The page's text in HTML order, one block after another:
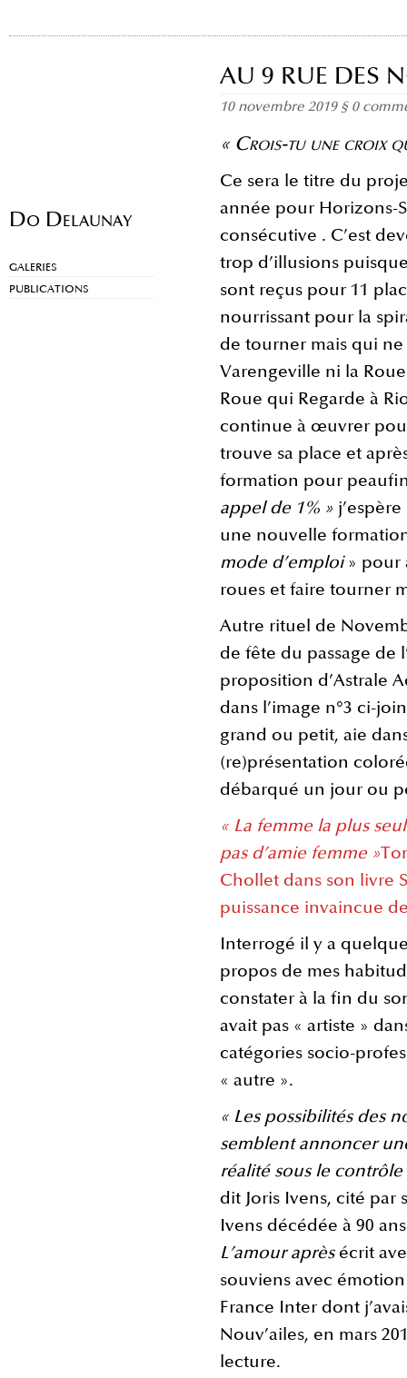
Do Delaunay
GALERIES
PUBLICATIONS
AU 9 RUE DES
10 novembre 2019 § 0
« Crois-tu une croix
Ce sera le titre du
année pour Horizons-
consécutive . C’est
trop d’illusions
sont reçus pour 11
nourrissant pour la
de tourner mais qui ne
Varengeville ni la
Roue qui Regarde à
continue à œuvrer
trouve sa place et
formation pour
appel de 1% »
une nouvelle
mode d’emploi» pour
roues et faire tourner
Autre rituel de
de fête du passage de
proposition d’Astrale
dans l’image n°3 ci-
grand ou petit, aie
(re)présentation
débarqué un jour ou
« La femme la plus
pas d’amie femme »
Chollet dans son livre
puissance invaincue
Interrogé il y a
propos de mes
constater à la fin du
avait pas « artiste »
catégories socio-
« autre ».
« Les possibilités des
semblent annoncer
réalité sous le
dit Joris Ivens, cité par
Ivens décédée à 90
L’amour aprèsécrit
souviens avec
France Inter dont
Nouv’ailes, en mars
lecture.